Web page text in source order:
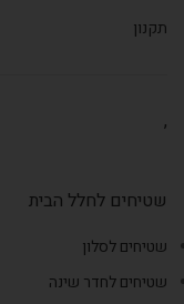
תקנון
,
שטיחים לחלל הבית
שטיחים לסלון
שטיחים לחדר שינה